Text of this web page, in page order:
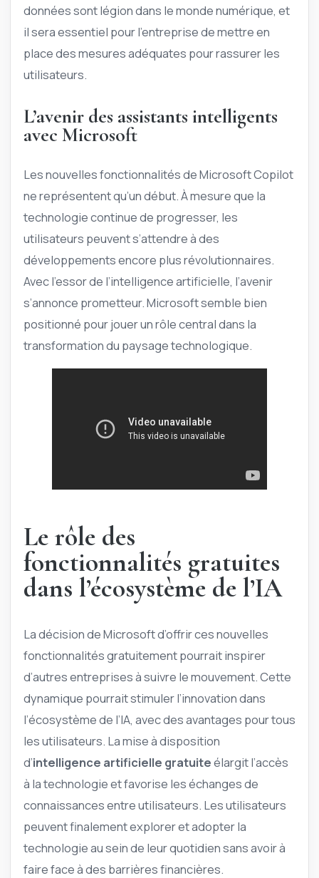
données sont légion dans le monde numérique, et
il sera essentiel pour l’entreprise de mettre en
place des mesures adéquates pour rassurer les
utilisateurs.
L’avenir des assistants intelligents
avec Microsoft
Les nouvelles fonctionnalités de Microsoft Copilot
ne représentent qu’un début. À mesure que la
technologie continue de progresser, les
utilisateurs peuvent s’attendre à des
développements encore plus révolutionnaires.
Avec l’essor de l’intelligence artificielle, l’avenir
s’annonce prometteur. Microsoft semble bien
positionné pour jouer un rôle central dans la
transformation du paysage technologique.
Le rôle des
fonctionnalités gratuites
dans l’écosystème de l’IA
La décision de Microsoft d’offrir ces nouvelles
fonctionnalités gratuitement pourrait inspirer
d’autres entreprises à suivre le mouvement. Cette
dynamique pourrait stimuler l’innovation dans
l’écosystème de l’IA, avec des avantages pour tous
les utilisateurs. La mise à disposition
d’intelligence artificielle gratuiteélargit l’accès
à la technologie et favorise les échanges de
connaissances entre utilisateurs. Les utilisateurs
peuvent finalement explorer et adopter la
technologie au sein de leur quotidien sans avoir à
faire face à des barrières financières.